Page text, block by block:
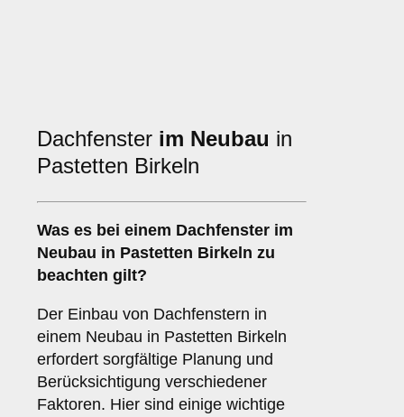
Dachfenster im Neubau in
Pastetten Birkeln
Was es bei einem Dachfenster im
Neubau in Pastetten Birkeln zu
beachten gilt?
Der Einbau von Dachfenstern in
einem Neubau in Pastetten Birkeln
erfordert sorgfältige Planung und
Berücksichtigung verschiedener
Faktoren. Hier sind einige wichtige